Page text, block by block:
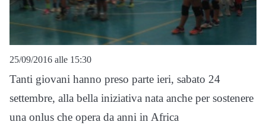
25/09/2016 alle 15:30
Tanti giovani hanno preso parte ieri, sabato 24
settembre, alla bella iniziativa nata anche per sostenere
una onlus che opera da anni in Africa